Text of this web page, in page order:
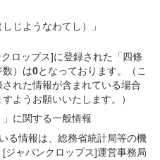
じようなわてし）」
ロップス]に登録された「四條
）は0となっております。（こ
れた情報が含まれている場合
ようお願いいたします。）
に関する一般情報
る情報は、総務省統計局等の機
ジャパンクロップス]運営事務局